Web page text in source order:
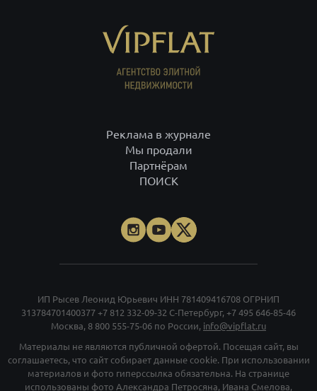
Реклама в журнале
Мы продали
Партнёрам
ПОИСК
ИП Рысев Леонид Юрьевич ИНН 781409416708 ОГРНИП
313784701400377 +7 812 332-09-32 С-Петербург, +7 495 646-85-46
Москва, 8 800 555-75-06 по России, info@vipflat.ru
Материалы не являются публичной офертой. Посещая сайт, вы
соглашаетесь, что сайт собирает данные cookie. При использовании
материалов и фото гиперссылка обязательна. На странице
использованы фото Александра Петросяна, Ивана Смелова,